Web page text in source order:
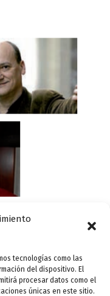
tecnologías como las
del dispositivo. El
procesar datos como el
únicas en este sitio.
– 26 de abril